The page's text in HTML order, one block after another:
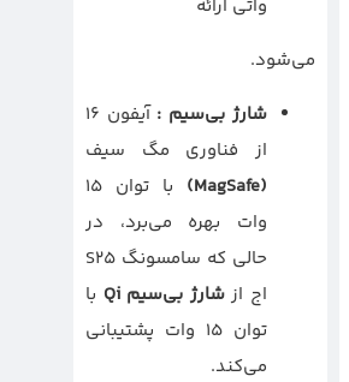
واتی ارائه
می‌شود.
شارژ بی‌سیم :
آیفون ۱۶
از فناوری مگ سیف
(MagSafe)
با توان ۱۵
وات بهره می‌برد، در
حالی که سامسونگ S25
اج ازشارژ بی‌سیم Qi
با
توان ۱۵ وات پشتیبانی
می‌کند.